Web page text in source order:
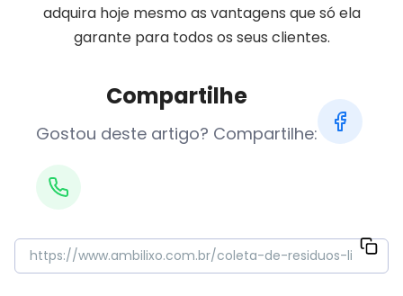
adquira hoje mesmo as vantagens que só ela
garante para todos os seus clientes.
Compartilhe
Gostou deste artigo? Compartilhe: